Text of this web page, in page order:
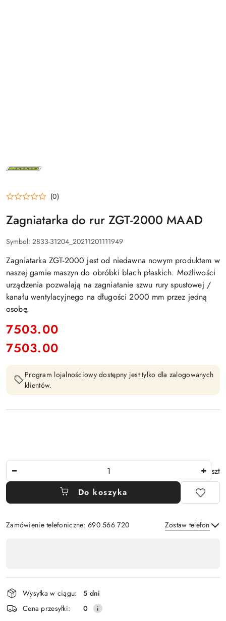
(0)
Zagniatarka do rur ZGT-2000 MAAD
Symbol: 2833-31204_20211201111949
Zagniatarka ZGT-2000 jest od niedawna nowym produktem w
naszej gamie maszyn do obróbki blach płaskich. Możliwości
urządzenia pozwalają na zagniatanie szwu rury spustowej /
kanału wentylacyjnego na długości 2000 mm przez jedną
osobę.
cena:
7503.00
Cena:
7503.00
Program lojalnościowy dostępny jest tylko dla zalogowanych
klientów.
szt
Do koszyka
Zamówienie telefoniczne: 690 566 720 Zostaw telefon
płatność
i
dostawa
Wysyłka w ciągu:
5 dni
Cena przesyłki:
0